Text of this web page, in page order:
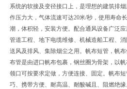
系统的软接及变径接口上，是理想的建筑排
作压力大，气体流速可达20米/秒，使用寿命
潮，体积轻，安装方便。配合通风设备广泛
管道工程、地下电缆维修、机械造船工程、
送风及排风、集除烟尘之用。帆布短管，帆
布管是由进口帆布包裹，钢丝圈为骨架，以
领口可按要求定做，方便连接、固定。帆布
巧、携带方便、耐高温、耐酸碱且、阻燃绝缘